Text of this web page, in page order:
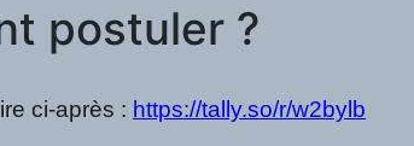
postuler ?
ci-après : https://tally.so/r/w2bylb